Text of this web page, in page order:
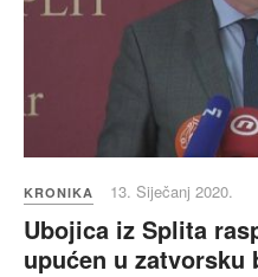
KRONIKA 13. Siječanj 2020.
Ubojica iz Splita
upućen u zatvorsku